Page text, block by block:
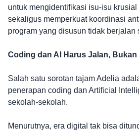
untuk mengidentifikasi isu-isu
sekaligus memperkuat koordinasi
program yang disusun tidak berjalan
Coding dan AI Harus Jalan, Bukan
Salah satu sorotan tajam Adelia
penerapan coding dan Artificial
sekolah-sekolah.
Menurutnya, era digital tak bisa